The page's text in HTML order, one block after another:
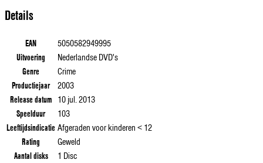
Details
EAN
5050582949995
Uitvoering
Nederlandse DVD's
Genre
Crime
Productiejaar
2003
Release datum 10 jul. 2013
Speelduur
103
Leeftijdsindicatie Afgeraden voor kinderen < 12
Rating
Geweld
Aantal disks
1 Disc